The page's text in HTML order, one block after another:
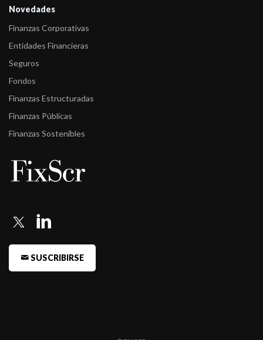
Novedades
Finanzas Corporativas
Entidades Financieras
Seguros
Fondos
Finanzas Estructuradas
Finanzas Públicas
Finanzas Sostenibles
SUSCRIBIRSE